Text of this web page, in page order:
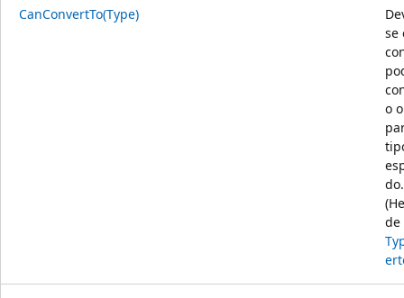
CanConvertTo(Type)
se
o
do.
de